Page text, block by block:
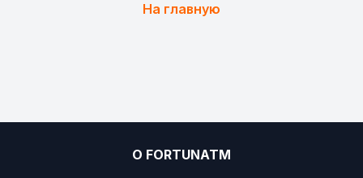
На главную
О FORTUNATM